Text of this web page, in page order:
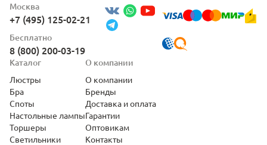
Москва
+7 (495) 125-02-21
Бесплатно
8 (800) 200-03-19
Каталог
Люстры
Бра
Споты
Настольные лампы
Торшеры
Светильники
О компании
О компании
Бренды
Доставка и оплата
Гарантии
Оптовикам
Контакты